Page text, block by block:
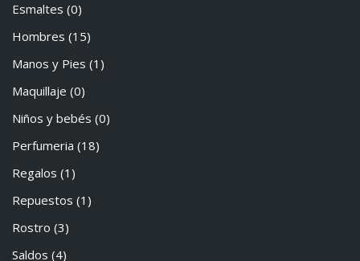
Esmaltes (0)
Hombres (15)
Manos y Pies (1)
Maquillaje (0)
Niños y bebés (0)
Perfumeria (18)
Regalos (1)
Repuestos (1)
Rostro (3)
Saldos (4)